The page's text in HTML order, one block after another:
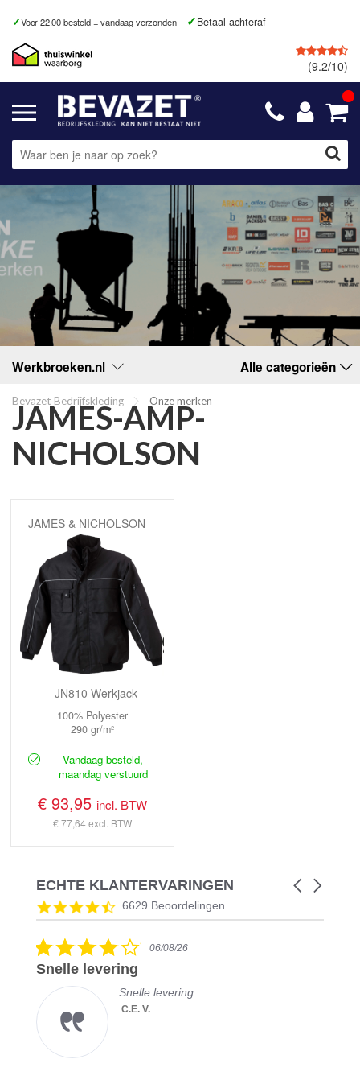
Voor 22.00 besteld = vandaag verzonden Betaal achteraf
(9.2/10)
Werkbroeken.nl Alle categorieën
Bevazet Bedrijfskleding Onze merken
JAMES-AMP-
NICHOLSON
JAMES & NICHOLSON
JN810 Werkjack
100% Polyester
290 gr/m²
Vandaag besteld,
maandag verstuurd
€ 93,95 incl. BTW
€ 77,64 excl. BTW
ECHTE KLANTERVARINGEN
Reviews
carousel
Carousel
4.5
star
6629 Beoordelingen
4.006/08/26
Snelle levering
Snelle levering
C.E. V.